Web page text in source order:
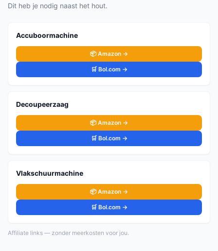
Dit heb je nodig naast het hout.
Accuboormachine
📦 Amazon →
🛒 Bol.com →
Decoupeerzaag
📦 Amazon →
🛒 Bol.com →
Vlakschuurmachine
📦 Amazon →
🛒 Bol.com →
Affiliate links — zonder meerkosten voor jou.